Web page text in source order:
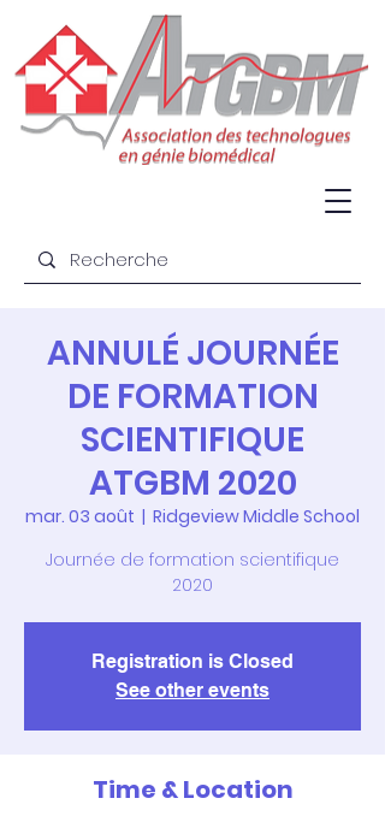
ANNULÉ JOURNÉE
DE FORMATION
SCIENTIFIQUE
ATGBM 2020
mar. 03 août
  |
Ridgeview Middle School
Journée de formation scientifique
2020
Registration is Closed
See other events
Time & Location